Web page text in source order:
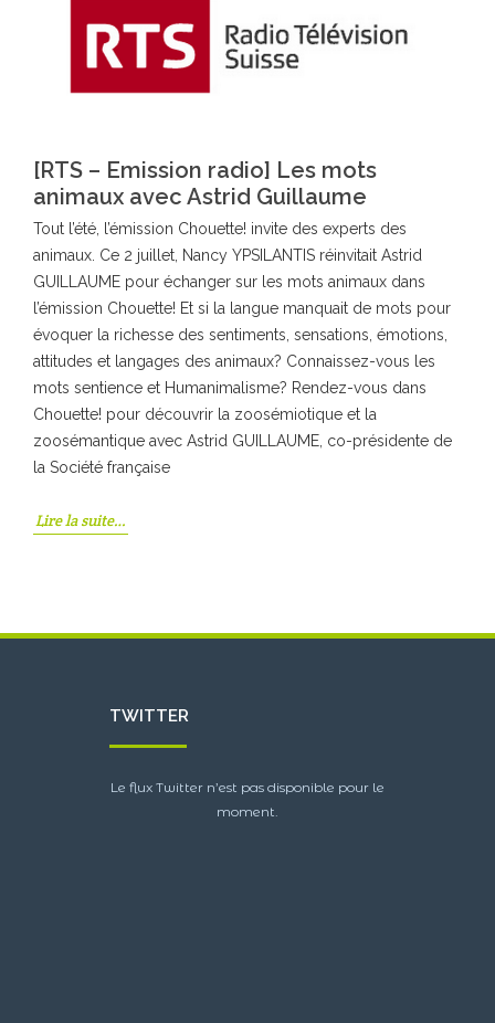
[RTS – Emission radio] Les mots
animaux avec Astrid Guillaume
Tout l’été, l’émission Chouette! invite des experts des
animaux. Ce 2 juillet, Nancy YPSILANTIS réinvitait Astrid
GUILLAUME pour échanger sur les mots animaux dans
l’émission Chouette! Et si la langue manquait de mots pour
évoquer la richesse des sentiments, sensations, émotions,
attitudes et langages des animaux? Connaissez-vous les
mots sentience et Humanimalisme? Rendez-vous dans
Chouette! pour découvrir la zoosémiotique et la
zoosémantique avec Astrid GUILLAUME, co-présidente de
la Société française
Lire la suite…
TWITTER
Le flux Twitter n’est pas disponible pour le
moment.